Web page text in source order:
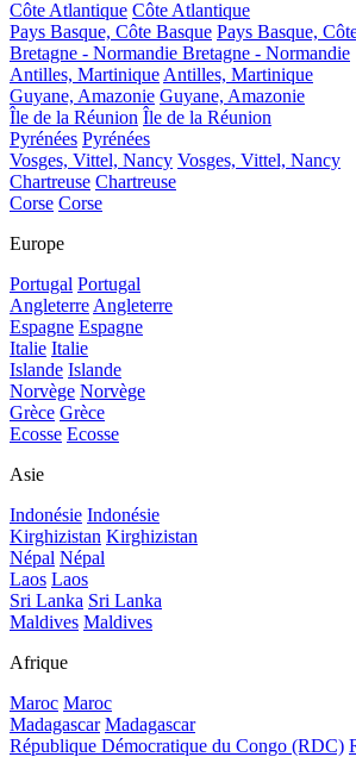
Côte Atlantique Côte Atlantique
Pays Basque, Côte Basque Pays Basque,
Bretagne - Normandie Bretagne - Normandie
Antilles, Martinique Antilles, Martinique
Guyane, Amazonie Guyane, Amazonie
Île de la Réunion Île de la Réunion
Pyrénées Pyrénées
Vosges, Vittel, Nancy Vosges, Vittel, Nancy
Chartreuse Chartreuse
Corse Corse
Europe
Portugal Portugal
Angleterre Angleterre
Espagne Espagne
Italie Italie
Islande Islande
Norvège Norvège
Grèce Grèce
Ecosse Ecosse
Asie
Indonésie Indonésie
Kirghizistan Kirghizistan
Népal Népal
Laos Laos
Sri Lanka Sri Lanka
Maldives Maldives
Afrique
Maroc Maroc
Madagascar Madagascar
République Démocratique du Congo (RDC)